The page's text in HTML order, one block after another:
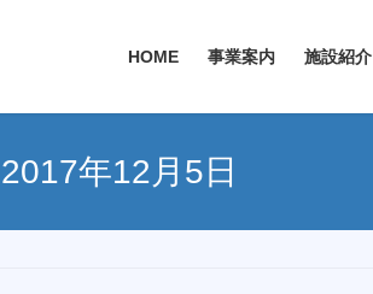
HOME 事業案内 施設紹介
2017年12月5日